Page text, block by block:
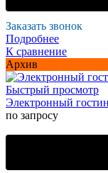
Заказать звонок
Подробнее
К сравнение
Архив
Быстрый просмотр
Электронный
по запросу